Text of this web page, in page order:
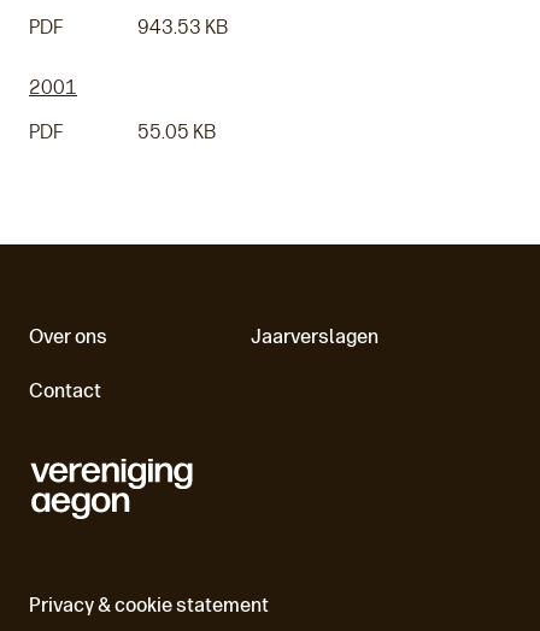
PDF
943.53 KB
2001
PDF
55.05 KB
Over ons Jaarverslagen
Contact
Privacy & cookie statement